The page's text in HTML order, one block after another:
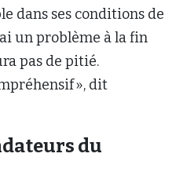
dans ses conditions de
un problème à la fin
pas de pitié.
», dit
du